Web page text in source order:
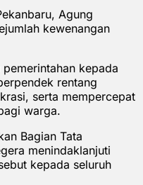
Agung
kewenangan
kepada
rentang
serta mempercepat
warga.
Bagian Tata
menindaklanjuti
kepada seluruh